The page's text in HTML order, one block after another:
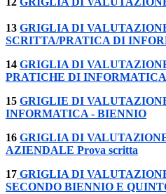
13 GRIGLIA DI
SCRITTA/PRATICA DI
14 GRIGLIA DI
PRATICHE DI INFORMATICA
15 GRIGLIE DI
INFORMATICA - BIENNIO
16 GRIGLIA DI
AZIENDALE Prova scritta
17 GRIGLIA DI
SECONDO BIENNIO E